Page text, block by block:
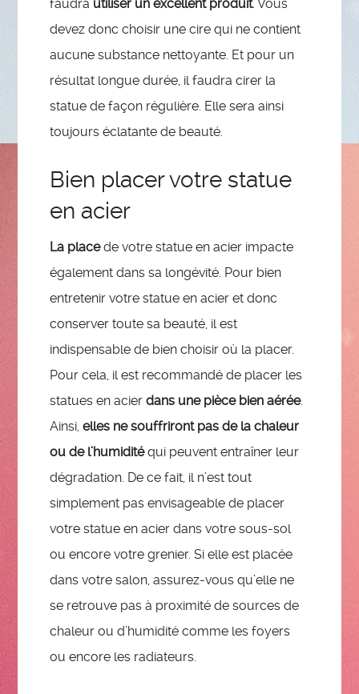
faudra utiliser un excellent produit. Vous
devez donc choisir une cire qui ne contient
aucune substance nettoyante. Et pour un
résultat longue durée, il faudra cirer la
statue de façon régulière. Elle sera ainsi
toujours éclatante de beauté.
Bien placer votre statue
en acier
La placede votre statue en acier impacte
également dans sa longévité. Pour bien
entretenir votre statue en acier et donc
conserver toute sa beauté, il est
indispensable de bien choisir où la placer.
Pour cela, il est recommandé de placer les
statues en acierdans une pièce bien aérée.
Ainsi,elles ne souffriront pas de la chaleur
ou de l’humiditéqui peuvent entraîner leur
dégradation. De ce fait, il n’est tout
simplement pas envisageable de placer
votre statue en acier dans votre sous-sol
ou encore votre grenier. Si elle est placée
dans votre salon, assurez-vous qu’elle ne
se retrouve pas à proximité de sources de
chaleur ou d’humidité comme les foyers
ou encore les radiateurs.